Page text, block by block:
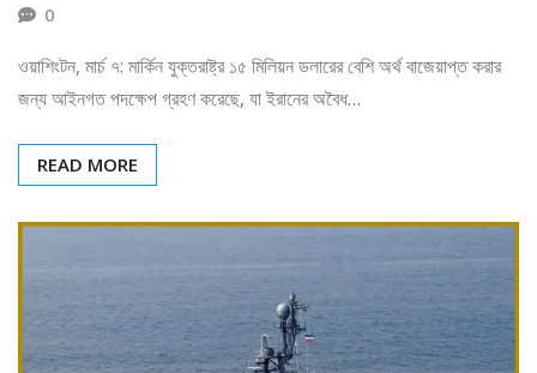
0
ওয়াশিংটন, মার্চ ৭: মার্কিন যুক্তরাষ্ট্র ১৫ মিলিয়ন ডলারের বেশি অর্থ বাজেয়াপ্ত করার
জন্য আইনগত পদক্ষেপ গ্রহণ করেছে, যা ইরানের অবৈধ…
READ MORE